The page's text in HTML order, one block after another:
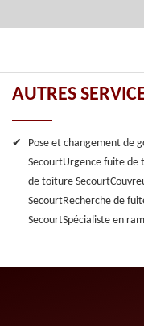
AUTRES
Pose et changement de
SecourtUrgence fuite de
de toiture Secourt
SecourtRecherche de
SecourtSpécialiste en